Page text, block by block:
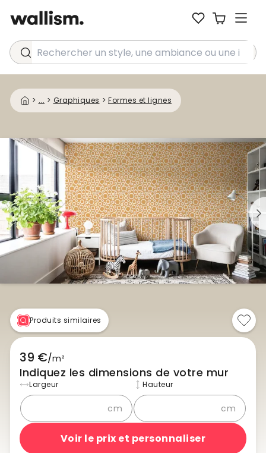
Rechercher un style, une ambiance ou une idée...
> ... > Graphiques > Formes et lignes
Produits similaires
39 €/m²
Indiquez les dimensions de votre mur
Largeur
cm
Hauteur
cm
Voir le prix et personnaliser